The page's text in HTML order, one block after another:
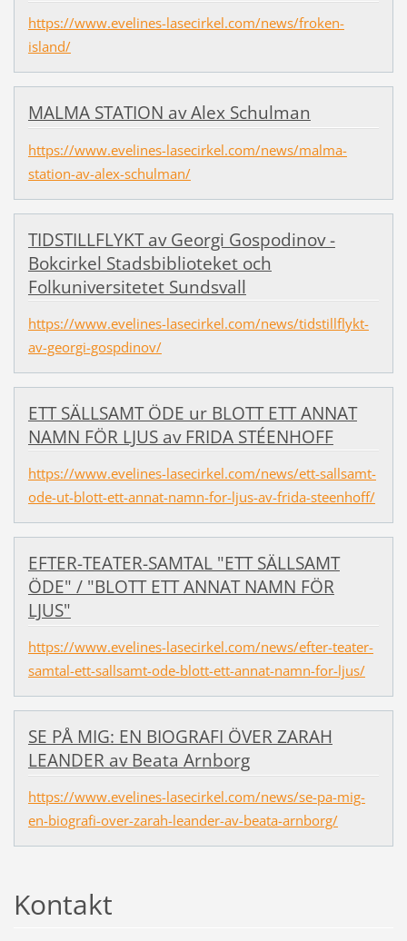
https://www.evelines-lasecirkel.com/news/froken-
island/
MALMA STATION av Alex Schulman
https://www.evelines-lasecirkel.com/news/malma-
station-av-alex-schulman/
TIDSTILLFLYKT av Georgi Gospodinov -
Bokcirkel Stadsbiblioteket och
Folkuniversitetet Sundsvall
https://www.evelines-lasecirkel.com/news/tidstillflykt-
av-georgi-gospdinov/
ETT SÄLLSAMT ÖDE ur BLOTT ETT ANNAT
NAMN FÖR LJUS av FRIDA STÉENHOFF
https://www.evelines-lasecirkel.com/news/ett-sallsamt-
ode-ut-blott-ett-annat-namn-for-ljus-av-frida-steenhoff/
EFTER-TEATER-SAMTAL "ETT SÄLLSAMT
ÖDE" / "BLOTT ETT ANNAT NAMN FÖR
LJUS"
https://www.evelines-lasecirkel.com/news/efter-teater-
samtal-ett-sallsamt-ode-blott-ett-annat-namn-for-ljus/
SE PÅ MIG: EN BIOGRAFI ÖVER ZARAH
LEANDER av Beata Arnborg
https://www.evelines-lasecirkel.com/news/se-pa-mig-
en-biografi-over-zarah-leander-av-beata-arnborg/
Kontakt